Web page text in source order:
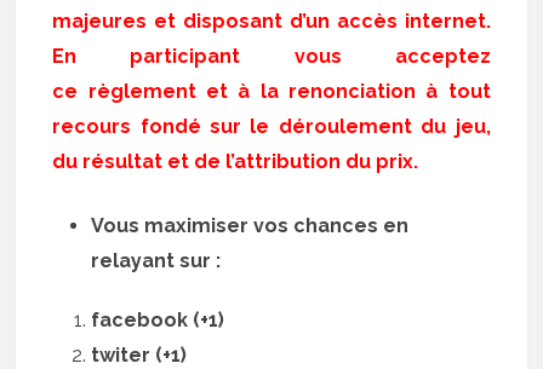
majeures et disposant d’un accès internet.
En participant vous acceptez
ce règlement et à la renonciation à tout
recours fondé sur le déroulement du jeu,
du résultat et de l’attribution du prix.
Vous maximiser vos chances en
relayant sur :
facebook (+1)
twiter (+1)